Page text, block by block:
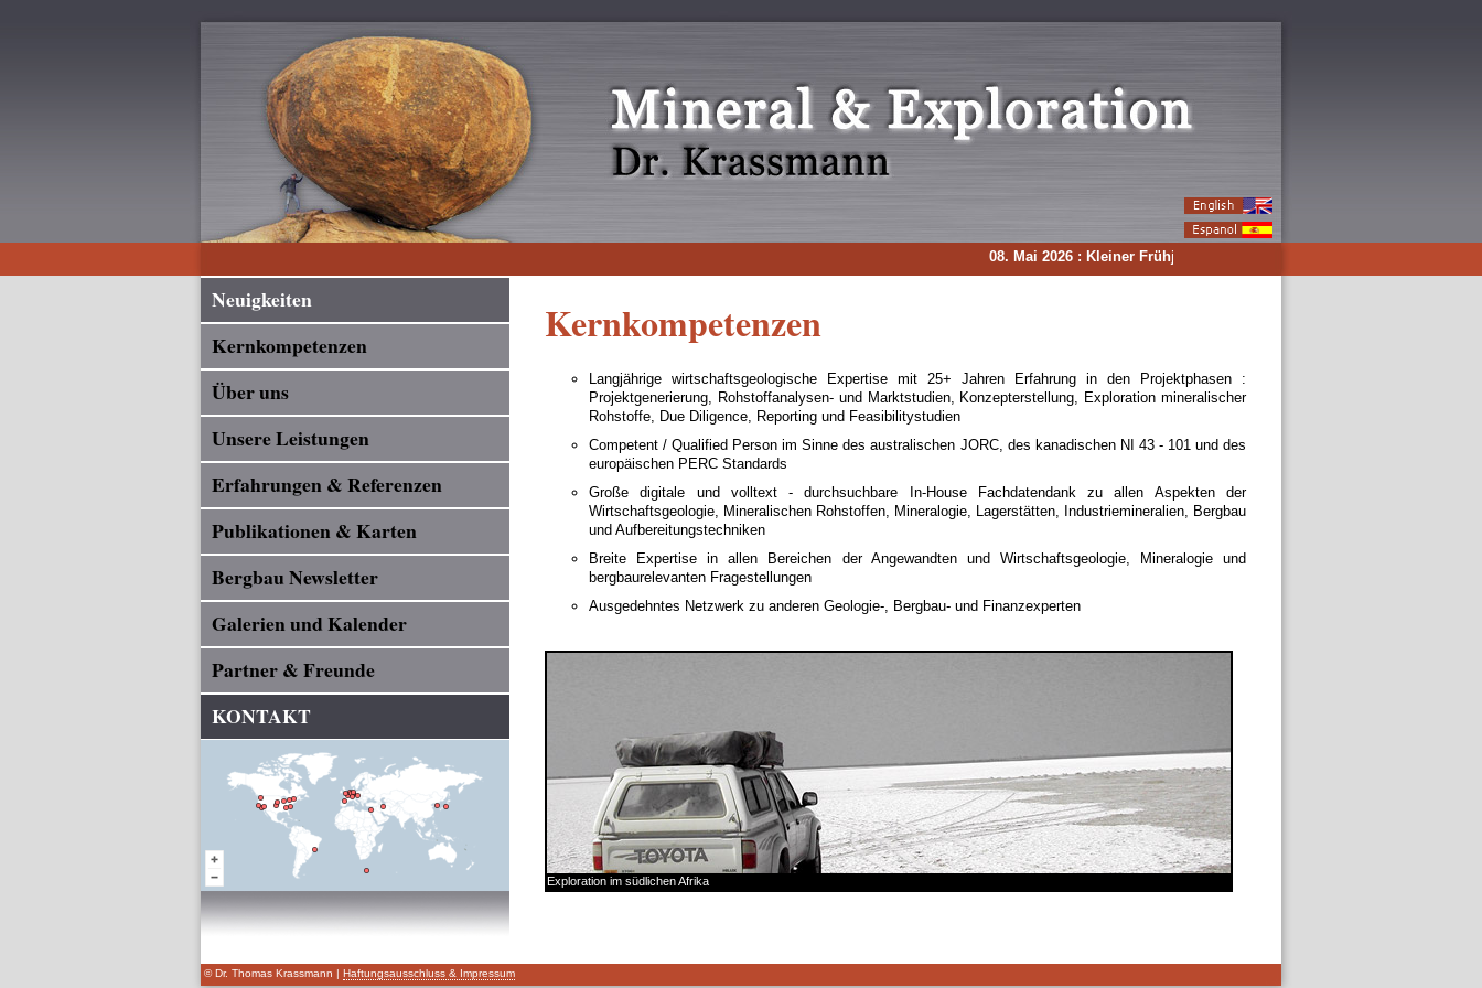
08. Mai 2026 : Kleiner Frühjahrsputz auf der Webseite...Weiteres unter
Neuigkeiten
Kernkompetenzen
Über uns
Unsere Leistungen
Erfahrungen & Referenzen
Publikationen & Karten
Bergbau Newsletter
Galerien und Kalender
Partner & Freunde
KONTAKT
Kernkompetenzen
Langjährige wirtschaftsgeologische Expertise mit 25+ Jahren Erfahrung in den Projektphasen :
Projektgenerierung, Rohstoffanalysen- und Marktstudien, Konzepterstellung, Exploration mineralischer
Rohstoffe, Due Diligence, Reporting und Feasibilitystudien
Competent / Qualified Person im Sinne des australischen JORC, des kanadischen NI 43 - 101 und des
europäischen PERC Standards
Große digitale und volltext - durchsuchbare In-House Fachdatendank zu allen Aspekten der
Wirtschaftsgeologie, Mineralischen Rohstoffen, Mineralogie, Lagerstätten, Industriemineralien, Bergbau
und Aufbereitungstechniken
Breite Expertise in allen Bereichen der Angewandten und Wirtschaftsgeologie, Mineralogie und
bergbaurelevanten Fragestellungen
Ausgedehntes Netzwerk zu anderen Geologie-, Bergbau- und Finanzexperten
Exploration im südlichen Afrika
© Dr. Thomas Krassmann | Haftungsausschluss & Impressum